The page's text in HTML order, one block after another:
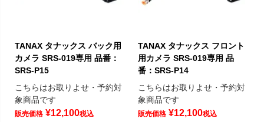
TANAX タナックス バック用
カメラ SRS-019専用 品番：
SRS-P15
こちらはお取りよせ・予約対
象商品です
販売価格 ¥12,100税込
TANAX タナックス フロント
用カメラ SRS-019専用 品
番：SRS-P14
こちらはお取りよせ・予約対
象商品です
販売価格 ¥12,100税込